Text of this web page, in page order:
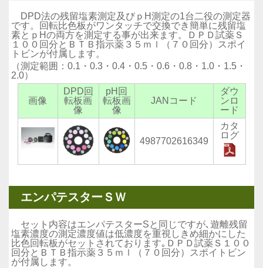
DPD法の残留塩素測定及びｐH測定の1台二役の測定器
です。回転比色板がワンタッチで交換でき簡単に残留塩
素とｐHの両方を測定する事が出来ます。ＤＰＤ試薬Ｓ
１００回分とＢＴＢ指示薬３５ｍｌ（７０回分）スポイ
トビンが付属します。
（測定範囲：0.1・0.3・0.4・0.5・0.6・0.8・1.0・1.5・
2.0）
画像
DPD回
転板画
像
pH回
転板画
像
JANコード
ダウ
ンロ
ード
4987702616349
カタ
ログ
エンパテスターＳＷ
セット内容はエンパテスターSと同じですが､遊離残留
塩素濃度の測定濃度値は低濃度を重視しきめ細かにした
比色回転板がセットされております｡ＤＰＤ試薬Ｓ１００
回分とＢＴＢ指示薬３５ｍｌ（７０回分）スポイトビン
が付属します。